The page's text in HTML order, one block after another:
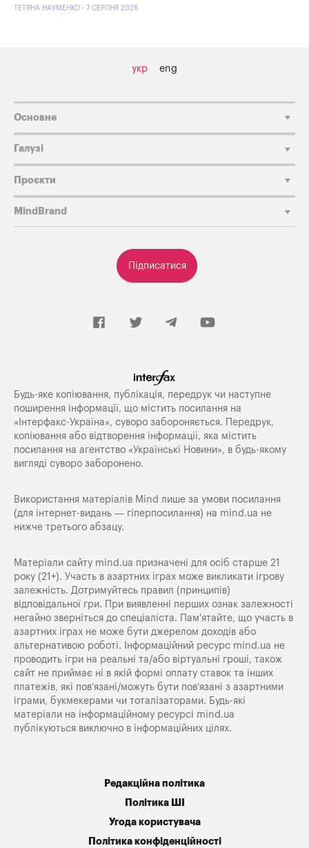
ТЕТЯНА НАУМЕНКО - 7 СЕРПНЯ 2026
укр eng
Підписатися
Основне
Галузі
Проєкти
MindBrand
Будь-яке копiювання, публiкацiя, передрук чи наступне
поширення iнформацiї, що мiстить посилання на
«Iнтерфакс-Україна», суворо забороняється. Передрук,
копіювання або відтворення інформації, яка містить
посилання на агентство «Українські Новини», в будь-якому
вигляді суворо заборонено.
Використання матеріалів Mind лише за умови посилання
(для інтернет-видань — гіперпосилання) на mind.ua не
нижче третього абзацу.
Матеріали сайту mind.ua призначені для осіб старше 21
року (21+). Участь в азартних іграх може викликати ігрову
залежність. Дотримуйтесь правил (принципів)
відповідальної гри. При виявленні перших ознак залежності
негайно зверніться до спеціаліста. Пам'ятайте, що участь в
азартних іграх не може бути джерелом доходів або
альтернативою роботі. Інформаційний ресурс mind.ua не
проводить ігри на реальні та/або віртуальні гроші, також
сайт не приймає ні в якій формі оплату ставок та інших
платежів, які пов’язані/можуть бути пов’язані з азартними
іграми, букмекерами чи тоталізаторами. Будь-які
матеріали на інформаційному ресурсі mind.ua
публікуються виключно в інформаційних цілях.
Редакційна політика
Політика ШІ
Угода користувача
Політика конфіденційності